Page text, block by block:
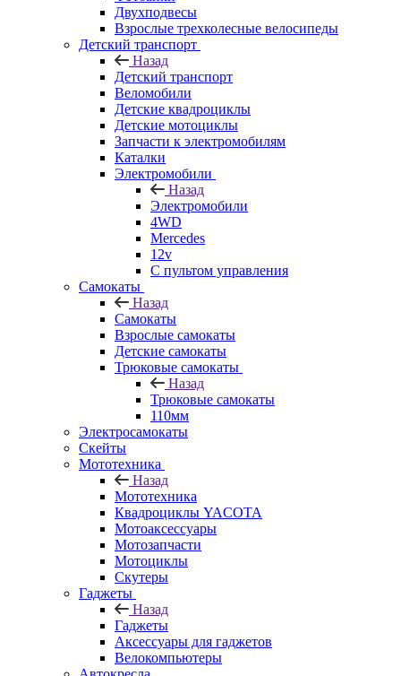
Двухподвесы
Взрослые трехколесные велосипеды
Детский транспорт
Назад
Детский транспорт
Веломобили
Детские квадроциклы
Детские мотоциклы
Запчасти к электромобилям
Каталки
Электромобили
Назад
Электромобили
4WD
Mercedes
12v
С пультом управления
Самокаты
Назад
Самокаты
Взрослые самокаты
Детские самокаты
Трюковые самокаты
Назад
Трюковые самокаты
110мм
Электросамокаты
Скейты
Мототехника
Назад
Мототехника
Квадроциклы YACOTA
Мотоаксессуары
Мотозапчасти
Мотоциклы
Скутеры
Гаджеты
Назад
Гаджеты
Аксессуары для гаджетов
Велокомпьютеры